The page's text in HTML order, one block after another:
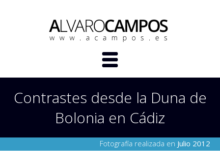
Contrastes desde la Duna de
Bolonia en Cádiz
Fotografía realizada en Julio 2012